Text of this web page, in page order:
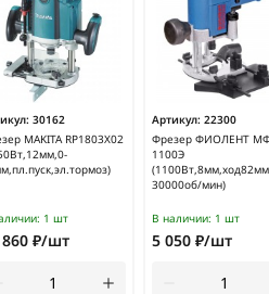
30162
MAKITA RP1803X02
1 шт
860 ₽/шт
Артикул: 22300
Фрезер ФИОЛЕНТ
1100Э
30000об/мин)
В наличии: 1 шт
5 050 ₽/шт